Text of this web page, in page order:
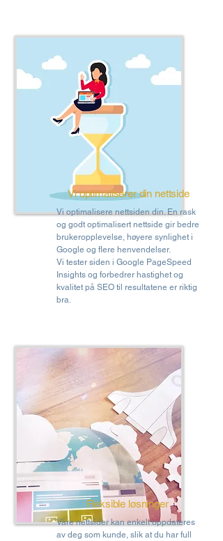
Vi optimaliserer din nettside
Vi optimalisere nettsiden din. En rask
og godt optimalisert nettside gir bedre
brukeropplevelse, høyere synlighet i
Google og flere henvendelser.
Vi tester siden i Google PageSpeed
Insights og forbedrer hastighet og
kvalitet på SEO til resultatene er riktig
bra.
Fleksible løsninger
Våre nettsider kan enkelt oppdateres
av deg som kunde, slik at du har full